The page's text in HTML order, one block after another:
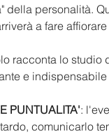
della personalità.
a fare
racconta lo studio
e
PUNTUALITA':
comunicarlo